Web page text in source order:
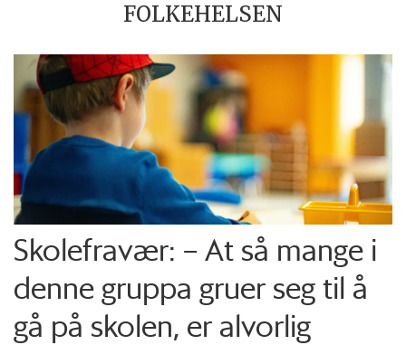
FOLKEHELSEN
Skolefravær: – At så mange i
denne gruppa gruer seg til å
gå på skolen, er alvorlig